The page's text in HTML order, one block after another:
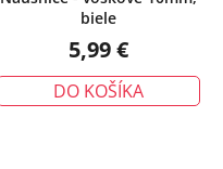
biele
5,99 €
DO KOŠÍKA